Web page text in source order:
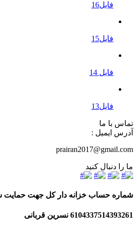
فایل16
فایل15
فایل 14
فایل13
تماس با ما
آدرس ایمیل :
prairan2017@gmail.com
ما را دنبال کنید
شماره حساب خزانه دار کل جهت حمایت
6104337514393261 نسرین قربانی